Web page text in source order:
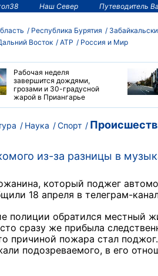
Наш Север Путеводитель
Республика Бурятия
Восток АТР Россия и Мир
Рабочая неделя
завершится дождями,
грозами и 30-градусной
жарой в Приангарье
Наука Спорт
из-за разницы в
который поджег
18 апреля в телеграм-
полиции обратился местный
сразу же прибыла
причиной пожара стал
подозреваемого, в его